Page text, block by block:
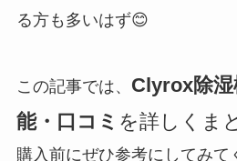
る方も多いはず😊
この記事では、 Clyrox除
能・口コミ を詳しくま
購入前にぜひ参考にしてみて